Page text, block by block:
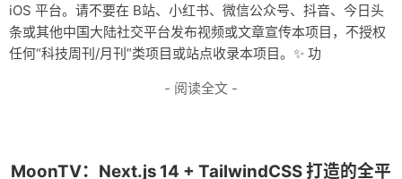
iOS 平台。请不要在 B站、小红书、微信公众号、抖音、今日头
条或其他中国大陆社交平台发布视频或文章宣传本项目，不授权
任何“科技周刊/月刊”类项目或站点收录本项目。✨ 功
- 阅读全文 -
MoonTV：Next.js 14 + TailwindCSS 打造的全平